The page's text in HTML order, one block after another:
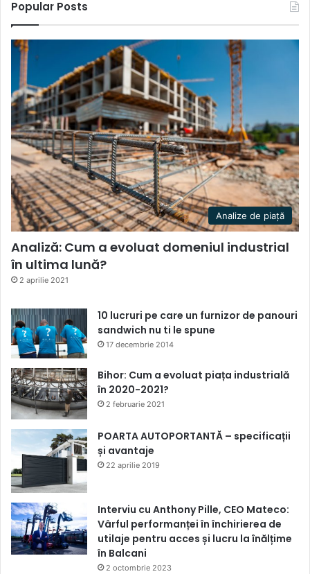
Popular Posts
Analize de piață
Analiză: Cum a evoluat domeniul industrial
în ultima lună?
2 aprilie 2021
10 lucruri pe care un furnizor de panouri
sandwich nu ti le spune
17 decembrie 2014
Bihor: Cum a evoluat piața industrială
în 2020-2021?
2 februarie 2021
POARTA AUTOPORTANTĂ – specificații
și avantaje
22 aprilie 2019
Interviu cu Anthony Pille, CEO Mateco:
Vârful performanței în închirierea de
utilaje pentru acces și lucru la înălțime
în Balcani
2 octombrie 2023